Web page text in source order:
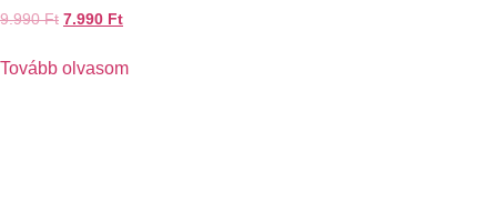
9.990Ft 7.990 Ft
Tovább olvasom